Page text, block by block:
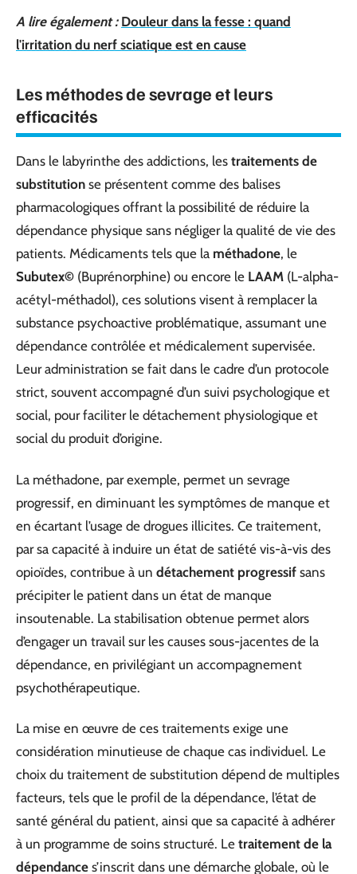
A lire également : Douleur dans la fesse : quand
l'irritation du nerf sciatique est en cause
Les méthodes de sevrage et leurs
efficacités
Dans le labyrinthe des addictions, les traitements de
substitution se présentent comme des balises
pharmacologiques offrant la possibilité de réduire la
dépendance physique sans négliger la qualité de vie des
patients. Médicaments tels que la méthadone, le
Subutex© (Buprénorphine) ou encore le LAAM (L-alpha-
acétyl-méthadol), ces solutions visent à remplacer la
substance psychoactive problématique, assumant une
dépendance contrôlée et médicalement supervisée.
Leur administration se fait dans le cadre d’un protocole
strict, souvent accompagné d’un suivi psychologique et
social, pour faciliter le détachement physiologique et
social du produit d’origine.
La méthadone, par exemple, permet un sevrage
progressif, en diminuant les symptômes de manque et
en écartant l’usage de drogues illicites. Ce traitement,
par sa capacité à induire un état de satiété vis-à-vis des
opioïdes, contribue à un détachement progressif sans
précipiter le patient dans un état de manque
insoutenable. La stabilisation obtenue permet alors
d’engager un travail sur les causes sous-jacentes de la
dépendance, en privilégiant un accompagnement
psychothérapeutique.
La mise en œuvre de ces traitements exige une
considération minutieuse de chaque cas individuel. Le
choix du traitement de substitution dépend de multiples
facteurs, tels que le profil de la dépendance, l’état de
santé général du patient, ainsi que sa capacité à adhérer
à un programme de soins structuré. Le traitement de la
dépendance s’inscrit dans une démarche globale, où le